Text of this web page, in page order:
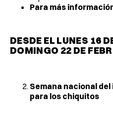
Para más
DESDE EL LUNES 16
DOMINGO 22 DE
Semana nacional
para los chiquitos